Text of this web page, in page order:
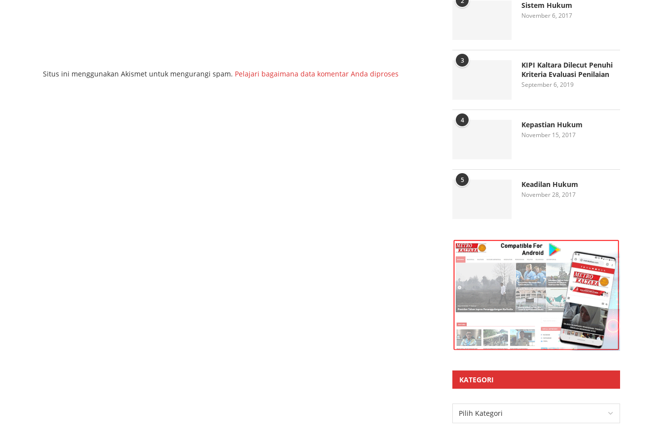
Situs ini menggunakan Akismet untuk mengurangi spam. Pelajari bagaimana data komentar Anda diproses
Sistem Hukum
November 6, 2017
3
KIPI Kaltara Dilecut Penuhi
Kriteria Evaluasi Penilaian
September 6, 2019
4 Kepastian Hukum
November 15, 2017
5 Keadilan Hukum
November 28, 2017
KATEGORI